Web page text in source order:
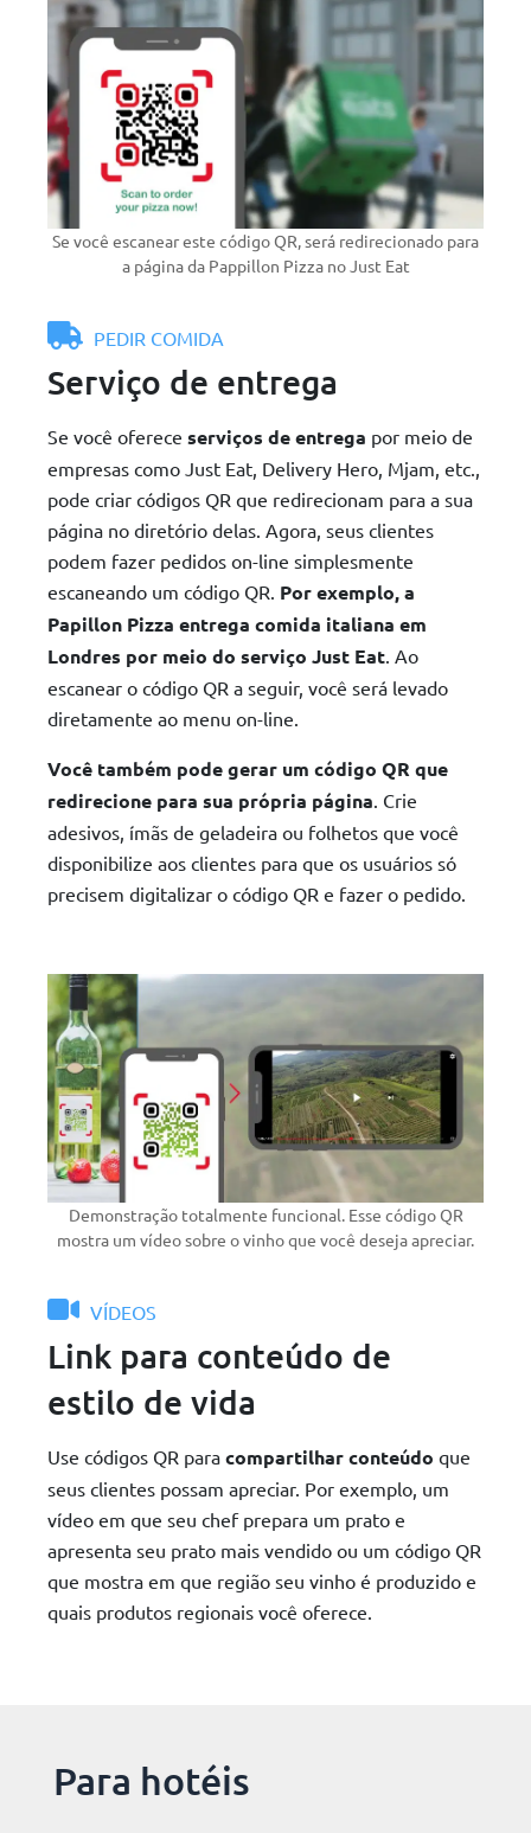
PEDIR COMIDA
Serviço de entrega
Se você oferece serviços de entrega por meio de
empresas como Just Eat, Delivery Hero, Mjam, etc.,
pode criar códigos QR que redirecionam para a sua
página no diretório delas. Agora, seus clientes
podem fazer pedidos on-line simplesmente
escaneando um código QR. Por exemplo, a
Papillon Pizza entrega comida italiana em
Londres por meio do serviço Just Eat . Ao
escanear o código QR a seguir, você será levado
diretamente ao menu on-line.
Você também pode gerar um código QR que
redirecione para sua própria página . Crie
adesivos, ímãs de geladeira ou folhetos que você
disponibilize aos clientes para que os usuários só
precisem digitalizar o código QR e fazer o pedido.
Se você escanear este código QR, será redirecionado para
a página da Pappillon Pizza no Just Eat
VÍDEOS
Link para conteúdo de
estilo de vida
Use códigos QR para compartilharconteúdo que
seus clientes possam apreciar. Por exemplo, um
vídeo em que seu chef prepara um prato e
apresenta seu prato mais vendido ou um código QR
que mostra em que região seu vinho é produzido e
quais produtos regionais você oferece.
Demonstração totalmente funcional. Esse código QR
mostra um vídeo sobre o vinho que você deseja apreciar.
Para hotéis